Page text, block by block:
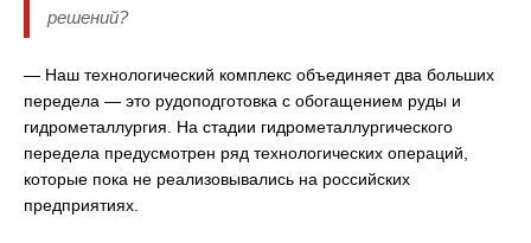
решений?
— Наш технологический комплекс объединяет два больших
передела — это рудоподготовка с обогащением руды и
гидрометаллургия. На стадии гидрометаллургического
передела предусмотрен ряд технологических операций,
которые пока не реализовывались на российских
предприятиях.